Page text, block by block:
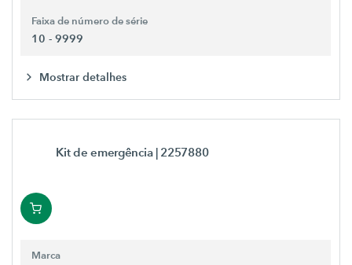
Faixa de número de série
10 - 9999
Mostrar detalhes
Kit de emergência | 2257880
Marca